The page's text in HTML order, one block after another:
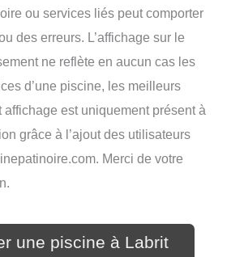
ou services liés peut comporter
des erreurs. L’affichage sur le
ne reflète en aucun cas les
d’une piscine, les meilleurs
est uniquement présent à
grâce à l’ajout des utilisateurs
Merci de votre
une piscine à Labrit